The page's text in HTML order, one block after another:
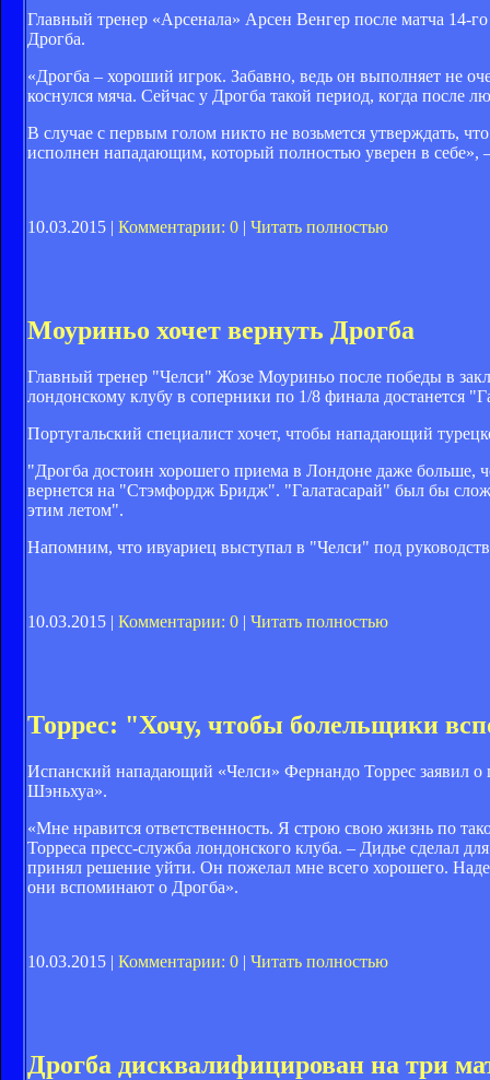
Главный тренер «Арсенала» Арсен Венгер после матча 14-
Дрогба.
«Дрогба – хороший игрок. Забавно, ведь он выполняет не
коснулся мяча. Сейчас у Дрогба такой период, когда после
В случае с первым голом никто не возьмется утверждать,
исполнен нападающим, который полностью уверен в себе»,
10.03.2015 | Комментарии: 0 | Читать полностью
Моуриньо хочет вернуть Дрогба
Главный тренер "Челси" Жозе Моуриньо после победы в
лондонскому клубу в соперники по 1/8 финала достанется
Португальский специалист хочет, чтобы нападающий
"Дрогба достоин хорошего приема в Лондоне даже больше,
вернется на "Стэмфордж Бридж". "Галатасарай" был бы
этим летом".
Напомним, что ивуариец выступал в "Челси" под
10.03.2015 | Комментарии: 0 | Читать полностью
Торрес: "Хочу, чтобы болельщики
Испанский нападающий «Челси» Фернандо Торрес заявил о
Шэньхуа».
«Мне нравится ответственность. Я строю свою жизнь по
Торреса пресс-служба лондонского клуба. – Дидье сделал
принял решение уйти. Он пожелал мне всего хорошего.
они вспоминают о Дрогба».
10.03.2015 | Комментарии: 0 | Читать полностью
Дрогба дисквалифицирован на три